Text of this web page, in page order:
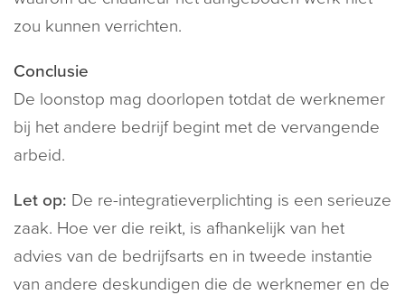
zou kunnen verrichten.
Conclusie
De loonstop mag doorlopen totdat de werknemer
bij het andere bedrijf begint met de vervangende
arbeid.
Let op: De re-integratieverplichting is een serieuze
zaak. Hoe ver die reikt, is afhankelijk van het
advies van de bedrijfsarts en in tweede instantie
van andere deskundigen die de werknemer en de